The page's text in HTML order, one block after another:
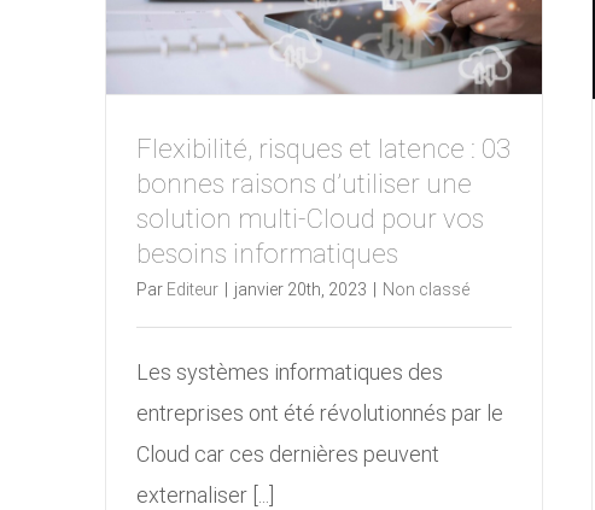
Flexibilité, risques et latence : 03
bonnes raisons d’utiliser une
solution multi-Cloud pour vos
besoins informatiques
Par Editeur janvier 20th, 2023 Non classé
Les systèmes informatiques des
entreprises ont été révolutionnés par le
Cloud car ces dernières peuvent
externaliser [...]